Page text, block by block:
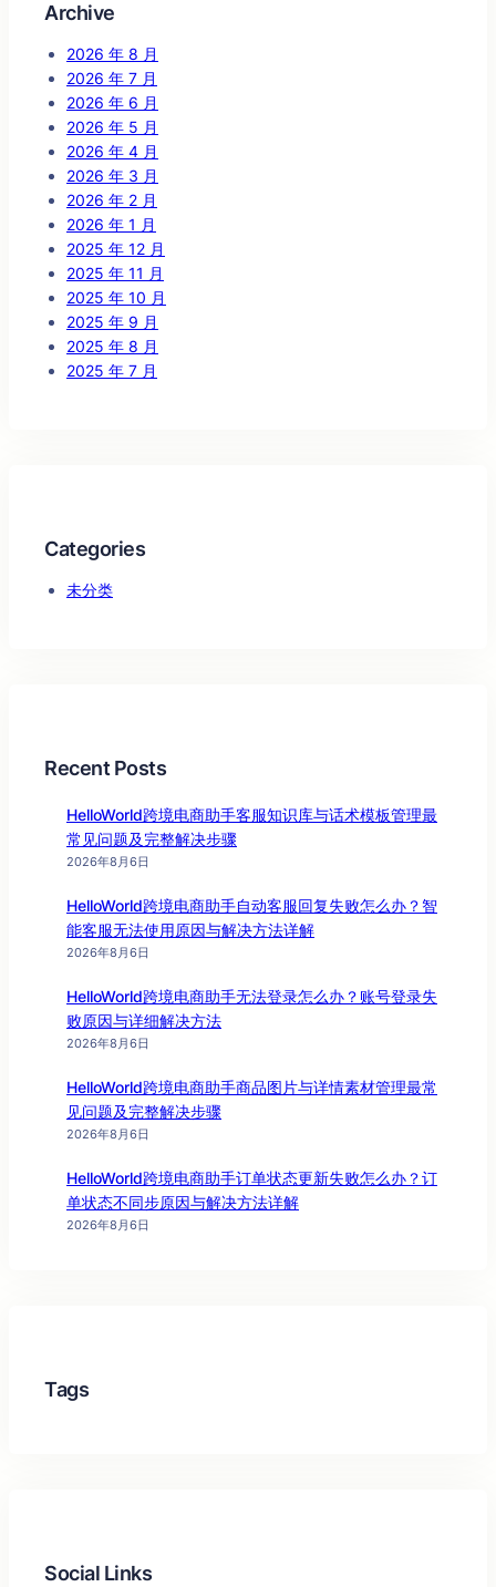
Archive
2026 年 8 月
2026 年 7 月
2026 年 6 月
2026 年 5 月
2026 年 4 月
2026 年 3 月
2026 年 2 月
2026 年 1 月
2025 年 12 月
2025 年 11 月
2025 年 10 月
2025 年 9 月
2025 年 8 月
2025 年 7 月
Categories
未分类
Recent Posts
HelloWorld跨境电商助手客服知识库与话术模板管理最
常见问题及完整解决步骤
2026年8月6日
HelloWorld跨境电商助手自动客服回复失败怎么办？智
能客服无法使用原因与解决方法详解
2026年8月6日
HelloWorld跨境电商助手无法登录怎么办？账号登录失
败原因与详细解决方法
2026年8月6日
HelloWorld跨境电商助手商品图片与详情素材管理最常
见问题及完整解决步骤
2026年8月6日
HelloWorld跨境电商助手订单状态更新失败怎么办？订
单状态不同步原因与解决方法详解
2026年8月6日
Tags
Social Links